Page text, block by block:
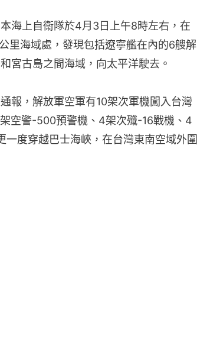
海上自衞隊於4月3日上午8時左右，在
里海域處，發現包括遼寧艦在內的6艘解
宮古島之間海域，向太平洋駛去。
報，解放軍空軍有10架次軍機闖入台灣
空警-500預警機、4架次殲-16戰機、4
度穿越巴士海峽，在台灣東南空域外圍